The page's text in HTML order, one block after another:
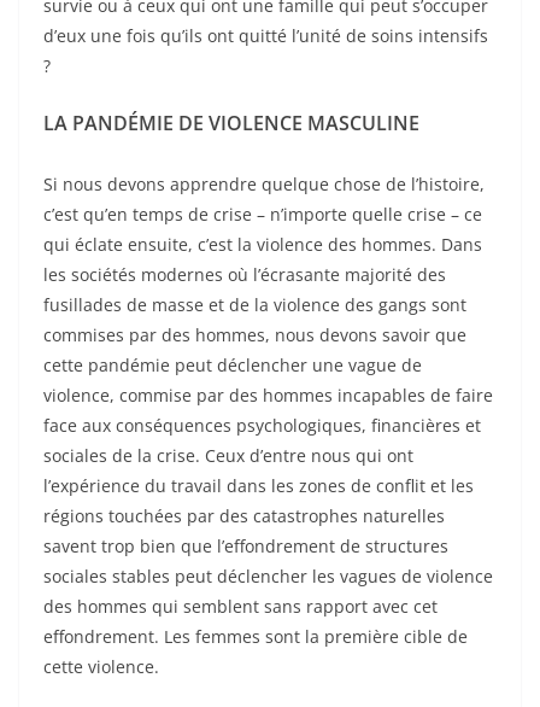
survie ou à ceux qui ont une famille qui peut s’occuper
d’eux une fois qu’ils ont quitté l’unité de soins intensifs
?
LA PANDÉMIE DE VIOLENCE MASCULINE
Si nous devons apprendre quelque chose de l’histoire,
c’est qu’en temps de crise – n’importe quelle crise – ce
qui éclate ensuite, c’est la violence des hommes. Dans
les sociétés modernes où l’écrasante majorité des
fusillades de masse et de la violence des gangs sont
commises par des hommes, nous devons savoir que
cette pandémie peut déclencher une vague de
violence, commise par des hommes incapables de faire
face aux conséquences psychologiques, financières et
sociales de la crise. Ceux d’entre nous qui ont
l’expérience du travail dans les zones de conflit et les
régions touchées par des catastrophes naturelles
savent trop bien que l’effondrement de structures
sociales stables peut déclencher les vagues de violence
des hommes qui semblent sans rapport avec cet
effondrement. Les femmes sont la première cible de
cette violence.